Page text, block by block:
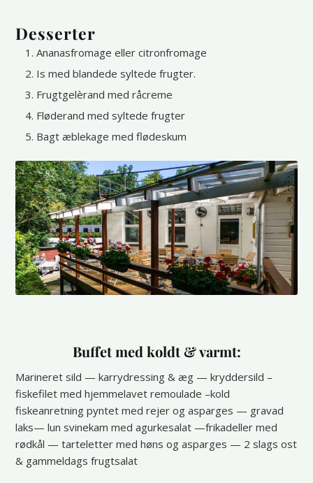
Desserter
Ananasfromage eller citronfromage
Is med blandede syltede frugter.
Frugtgelèrand med råcreme
Fløderand med syltede frugter
Bagt æblekage med flødeskum
Buffet med koldt & varmt:
Marineret sild — karrydressing & æg — kryddersild –
fiskefilet med hjemmelavet remoulade –kold
fiskeanretning pyntet med rejer og asparges — gravad
laks— lun svinekam med agurkesalat —frikadeller med
rødkål — tarteletter med høns og asparges — 2 slags ost
& gammeldags frugtsalat